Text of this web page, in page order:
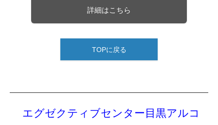
詳細はこちら
TOPに戻る
エグゼクティブセンター目黒アルコ